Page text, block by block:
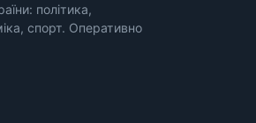
політика,
спорт. Оперативно